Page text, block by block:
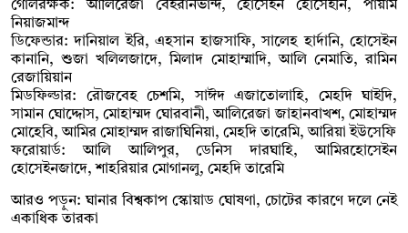
গোলরক্ষক: আলিরেজা বেইরানভান্দ, হোসেইন হোসেইনি, পায়াম
নিয়াজমান্দ
ডিফেন্ডার: দানিয়াল ইরি, এহসান হাজসাফি, সালেহ হার্দানি, হোসেইন
কানানি, শুজা খলিলজাদে, মিলাদ মোহাম্মাদি, আলি নেমাতি, রামিন
রেজায়িয়ান
মিডফিল্ডার: রৌজবেহ চেশমি, সাঈদ এজাতোলাহি, মেহদি ঘাইদি,
সামান ঘোদ্দোস, মোহাম্মদ ঘোরবানী, আলিরেজা জাহানবাখশ, মোহাম্মদ
মোহেবি, আমির মোহাম্মদ রাজাঘিনিয়া, মেহদি তারেমি, আরিয়া ইউসেফি
ফরোয়ার্ড: আলি আলিপুর, ডেনিস দারঘাহি, আমিরহোসেইন
হোসেইনজাদে, শাহরিয়ার মোগানলু, মেহদি তারেমি
আরও পড়ুন: ঘানার বিশ্বকাপ স্কোয়াড ঘোষণা, চোটের কারণে দলে নেই
একাধিক তারকা